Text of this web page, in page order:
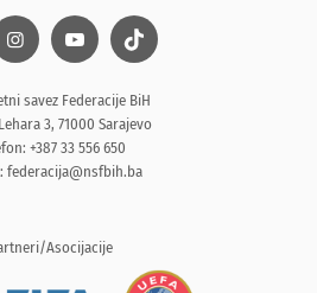
savez Federacije BiH
3, 71000 Sarajevo
+387 33 556 650
federacija@nsfbih.ba
Asocijacije